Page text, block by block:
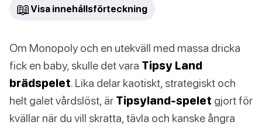
📖 Visa innehållsförteckning
Om Monopoly och en utekväll med massa dricka
fick en baby, skulle det vara Tipsy Land
brädspelet. Lika delar kaotiskt, strategiskt och
helt galet vårdslöst, är Tipsyland-spelet gjort för
kvällar när du vill skratta, tävla och kanske ångra